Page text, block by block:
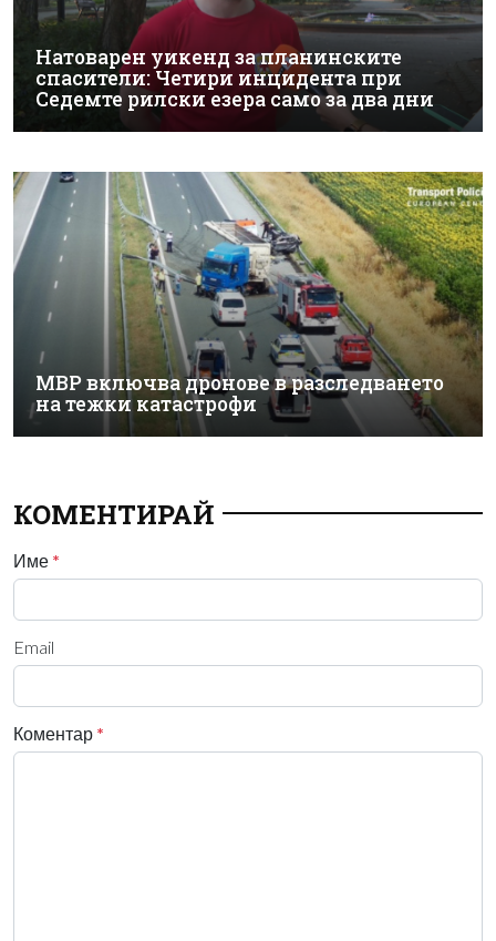
Натоварен уикенд за планинските
спасители: Четири инцидента при
Седемте рилски езера само за два дни
МВР включва дронове в разследването
на тежки катастрофи
КОМЕНТИРАЙ
Име *
Email
Коментар *